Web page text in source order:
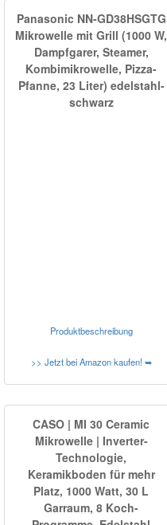
Panasonic NN-GD38HSGTG
Mikrowelle mit Grill (1000 W,
Dampfgarer, Steamer,
Kombimikrowelle, Pizza-
Pfanne, 23 Liter) edelstahl-
schwarz
Produktbeschreibung
>> Jetzt bei Amazon kaufen! ➥
CASO | MI 30 Ceramic
Mikrowelle | Inverter-
Technologie,
Keramikboden für mehr
Platz, 1000 Watt, 30 L
Garraum, 8 Koch-